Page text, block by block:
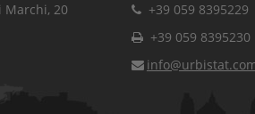
Marchi, 20
+39 059 8395229
+39 059 8395230